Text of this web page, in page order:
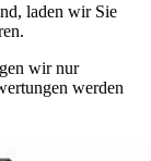
laden wir Sie
wir nur
werden